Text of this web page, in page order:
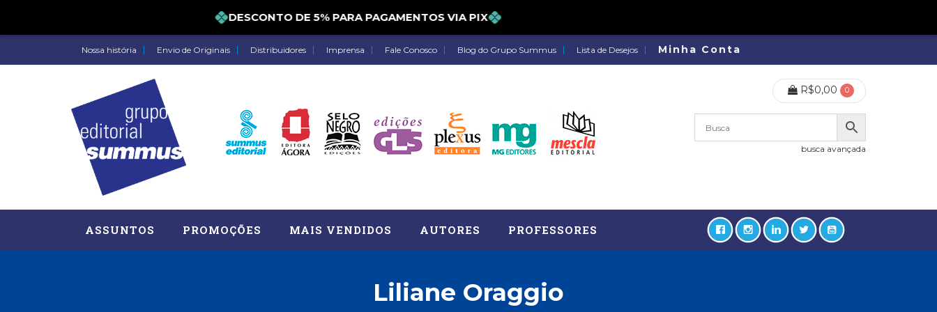
DESCONTO DE 5% PARA PAGAMENTOS VIA PIX
Nossa história Envio de Originais Distribuidores Imprensa Fale Conosco Blog do Grupo Summus Lista de Desejos Minha Conta
R$0,00 0
busca avançada
ASSUNTOS PROMOÇÕES MAIS VENDIDOS AUTORES PROFESSORES
Liliane Oraggio